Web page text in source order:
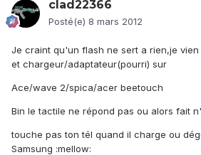
clad22366
Posté(e) 8 mars 2012
Je craint qu'un flash ne sert a rien,je
et chargeur/adaptateur(pourri) sur
Ace/wave 2/spica/acer beetouch
Bin le tactile ne répond pas ou alors fait
touche pas ton tél quand il charge ou
Samsung :mellow: